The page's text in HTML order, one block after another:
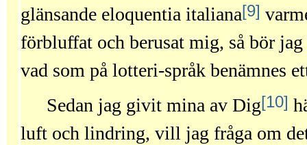
glänsande eloquentia italiana[9]
förbluffat och berusat mig, så bör
vad som på lotteri-språk benämnes
Sedan jag givit mina av Dig[10]
luft och lindring, vill jag fråga om